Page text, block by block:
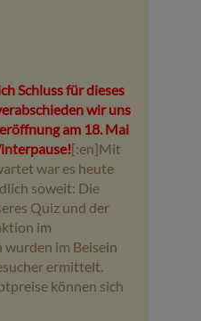
Schluss für dieses
wir uns
am 18. Mai
[:en]Mit
war es heute
soweit: Die
Quiz und der
im
im Beisein
ermittelt.
können sich